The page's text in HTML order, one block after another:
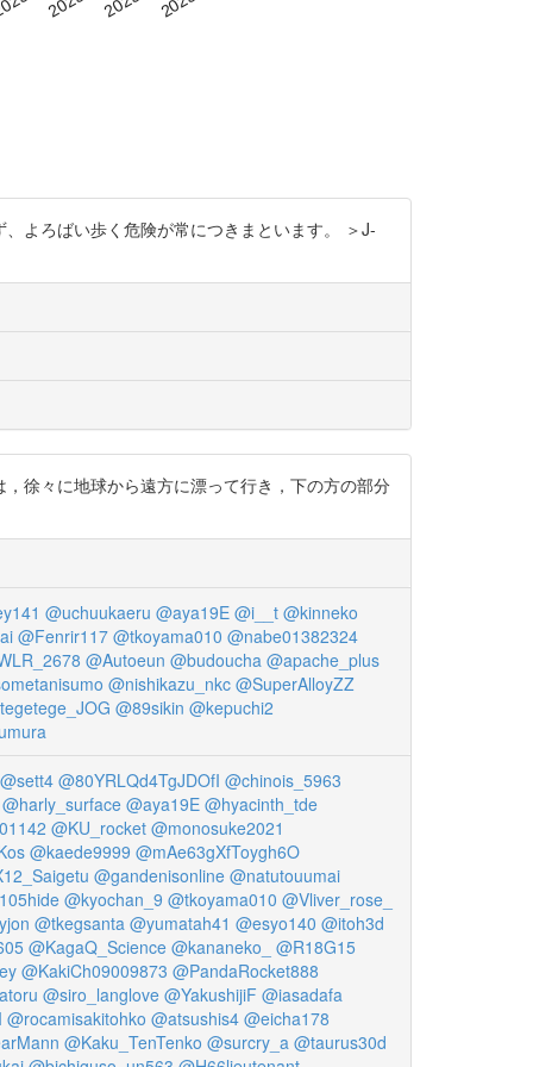
よろばい歩く危険が常につきまといます。 ＞J-
徐々に地球から遠方に漂って行き，下の方の部分
@uchuukaeru @aya19E @i__t @kinneko
@Fenrir117 @tkoyama010 @nabe01382324
@Autoeun @budoucha @apache_plus
@nishikazu_nkc @SuperAlloyZZ
@89sikin @kepuchi2
@sett4 @80YRLQd4TgJDOfI @chinois_5963
@harly_surface @aya19E @hyacinth_tde
@KU_rocket @monosuke2021
@kaede9999 @mAe63gXfToygh6O
@gandenisonline @natutouumai
@kyochan_9 @tkoyama010 @Vliver_rose_
@tkegsanta @yumatah41 @esyo140 @itoh3d
@KagaQ_Science @kananeko_
@R18G15
@KakiCh09009873 @PandaRocket888
@siro_langlove @YakushijiF @iasadafa
@rocamisakitohko @atsushis4 @eicha178
@Kaku_TenTenko @surcry_a @taurus30d